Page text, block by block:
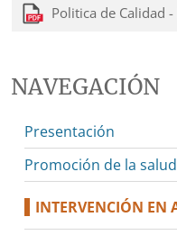
Politica de Calidad
NAVEGACIÓN
Presentación
Promoción de la salud
INTERVENCIÓN EN